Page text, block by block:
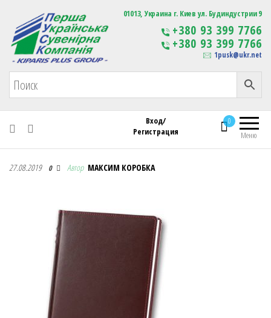
Первая Украинская Сувенирная Компания Изготовление
сувенирной продукции
с логотипом
01013, Украина г. Киев ул. Будиндустрии 9
+380 93 399 7766
+380 93 399 7766
1pusk@ukr.net
Меню
0
Вход/
Регистрация
Первая Украинская Сувенирная Компания
27.08.2019 0 Автор МАКСИМ КОРОБКА